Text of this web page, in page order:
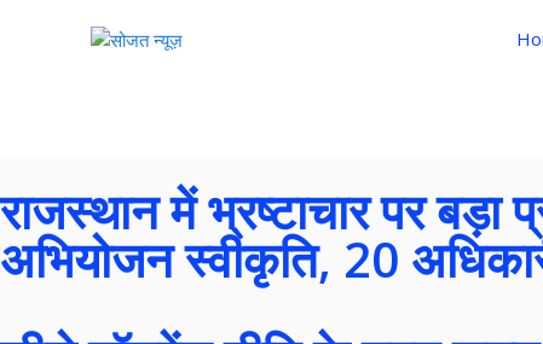
राजस्थान में भ्रष्टाचार पर
अभियोजन स्वीकृति, 20